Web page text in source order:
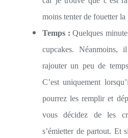
moins tenter de fouetter la
Temps :Quelques
cupcakes. Néanmoins,
rajouter un peu de
C’est uniquement
pourrez les remplir et
vous décidez de les
s’émietter de partout. Et